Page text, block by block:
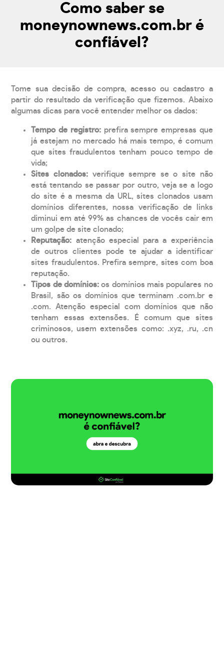
Como saber se
moneynownews.com.br é
confiável?
Tome sua decisão de compra, acesso ou cadastro a
partir do resultado da verificação que fizemos. Abaixo
algumas dicas para você entender melhor os dados:
Tempo de registro: prefira sempre empresas que
já estejam no mercado há mais tempo, é comum
que sites fraudulentos tenham pouco tempo de
vida;
Sites clonados: verifique sempre se o site não
está tentando se passar por outro, veja se a logo
do site é a mesma da URL, sites clonados usam
domínios diferentes, nossa verificação de links
diminui em até 99% as chances de vocês cair em
um golpe de site clonado;
Reputação: atenção especial para a experiência
de outros clientes pode te ajudar a identificar
sites fraudulentos. Prefira sempre, sites com boa
reputação.
Tipos de domínios:os domínios mais populares no
Brasil, são os domínios que terminam .com.br e
.com. Atenção especial com domínios que não
tenham essas extensões. É comum que sites
criminosos, usem extensões como: .xyz, .ru, .cn
ou outros.